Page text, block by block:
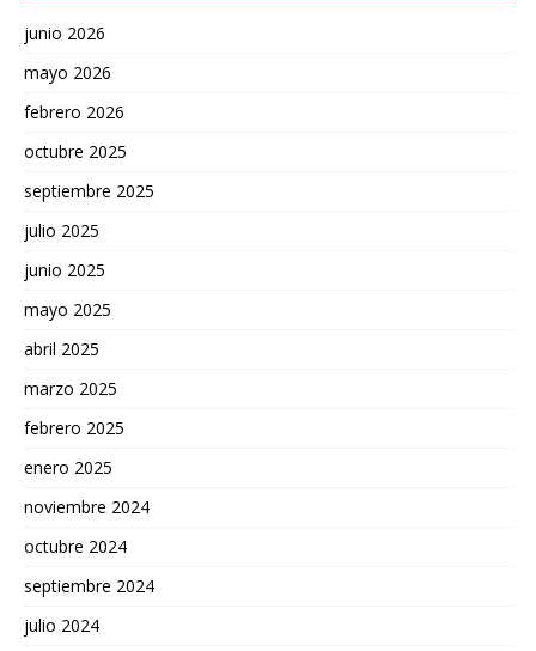
junio 2026
mayo 2026
febrero 2026
octubre 2025
septiembre 2025
julio 2025
junio 2025
mayo 2025
abril 2025
marzo 2025
febrero 2025
enero 2025
noviembre 2024
octubre 2024
septiembre 2024
julio 2024